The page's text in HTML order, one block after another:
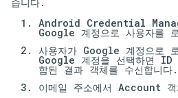
Android Credential
Google 계정으로 사용자를
사용자가 Google 계정으로
Google 계정을 선택하면 ID
함된 결과 객체를 수신합니다.
이메일 주소에서 Account 객